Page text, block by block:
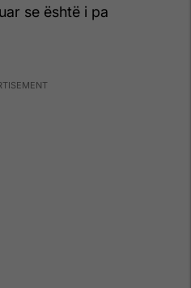
se është i pa